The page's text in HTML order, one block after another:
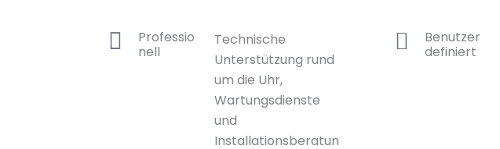
Professio
nell
Technische
Unterstützung rund
um die Uhr,
Wartungsdienste
und
Installationsberatun
Benutzer
definiert